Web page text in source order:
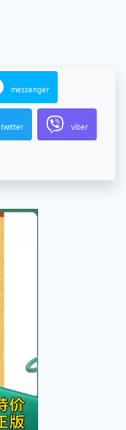
messenger
twitter viber